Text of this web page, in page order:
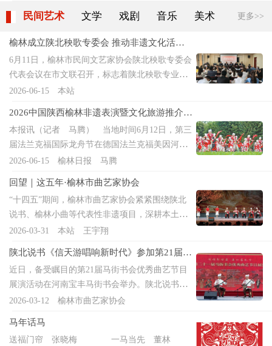
秘书长雷亮，市书协名誉主席杜如九，内蒙古书
协理事马建明，延安市书协副主席王凌和贺强
等。张腊梅强调，书法是中华优秀传统文化的璀
璨瑰宝，是承载塞上文脉、彰
副主席、陕西师范大学教授、中国剧协理论评论
专委会委员穆海亮 陕西实验话剧院副院长、一级
导演、全国导演“领军人才”、陕西省“六个一
批”人才仝斌 陕西省戏剧家协会组联部主任、剧
作家、陕西“百青”文艺家雷琳静陕西省作协副主
席、教授、文艺理论家龙云榆林大学文学院原院
长、教授、文艺评论家贺智利改稿会共收录6部本
土优秀原创
公司、神木市延安精神研究会协办，中国美术馆
峰水墨写意画展”，在中国美术馆隆重开幕。展览
由中国美术馆展览部主任邵晓峰先生主持，中国
美术馆副馆长李美娜、人民美术出版社总编辑王
远、中国美术家协会副主席贾广健、学术主持邓
锋、中央美院教授张立辰、榆林市文联主席张腊
先后致辞，为本次展览所取得的成绩给予了充分
的肯定。出席开幕式的主要领导和嘉宾，他们
是：中纪委驻人民日报社纪检组原副组长潘选民
先生、人民日报社原副社长张建星先生、中国美
术家协会副主席、中国
民间艺术 文学 戏剧 音乐 美术 舞蹈
更多>>
榆林成立陕北秧歌专委会 推动非遗文化活态
传承创新发展
6月11日，榆林市民间文艺家协会陕北秧歌专委会
代表会议在市文联召开，标志着陕北秧歌专业委
员会正式组建成立。全市秧歌艺人、基层文艺骨
工作。市文联党组成员、副主席王建出席并讲
话，会议由市民间文艺家协会主席田小元主持。
会议宣读了关于成立陕北秧歌专委会的批复及组
织架构。老一辈秧歌艺人朱绪光、曹宏信围绕传
统曲目抢救、套路整理留存、基层艺人扶持等工
度重点工作，明确聚焦人才培育、惠民展演、非
遗挖掘、创新创作四项重点任务。会议指出，陕
北秧歌是榆林极具代表性的民间非遗艺术。专委
会将充分发挥平台纽带作用，常态化开展技艺交
流、研讨培训和公益惠民演出，系统梳理、抢救
留存本土传统秧歌资源，扎实守好本土民俗文化
2026-06-15 本站
2026中国陕西榆林非遗表演暨文化旅游推介活
动在法国巴黎举行
本报讯（记者 马腾） 当地时间6月12日，第三
届法兰克福国际龙舟节在德国法兰克福美因河畔
拉开帷幕。榆林非遗代表团携横山老腰鼓、陕北
演，浓郁的中华民俗风韵闪耀国际盛会。 据
悉，法兰克福国际龙舟节是当地颇具影响力的跨
国文体交流活动，依托端午文化搭建起中外沟通
的桥梁，吸引多国演出团队、海外华侨华人与当
地民众共同参与。本届龙舟节开幕式汇聚33个风
遗系列节目独具特色、精彩吸睛，成为整场展演
的一大亮点。 开幕式展演环节，拥有千年历
史的国家级非遗代表性项目横山老腰鼓率先登台
亮相。这项起源于古代军旅的传统艺术，粗犷豪
放、刚劲有力，生动展现出陕北人民昂扬向上的
2026-06-15 榆林日报 马腾
回望｜这五年·榆林市曲艺家协会
“十四五”期间，榆林市曲艺家协会紧紧围绕陕北
说书、榆林小曲等代表性非遗项目，深耕本土、
守正创新，各项工作取得了不俗成绩。 精品创作
明实践等主题，创排一批接地气、有温度、叫得
响的曲艺作品，《大风起兮》《五女河上》等多
部陕北说书作品成功入围中国曲艺牡丹奖决赛、
获得陕西省曲艺牡丹奖，多次参加中国曲艺节、
马街书会等国家级展演活动，榆林曲艺知名度显
2026-03-31 本站 王宇翔
陕北说书《信天游唱响新时代》参加第21届马
街书会优秀曲艺节目展演活动
近日，备受瞩目的第21届马街书会优秀曲艺节目
展演活动在河南宝丰马街书会举办。陕北说书
《信天游唱响新时代》受邀参加。由陕西省曲艺
文化馆共同表演的陕北说书《信天游唱响新时
代》将传统曲调与信天游旋律融合，唱发展成
2026-03-12 榆林市曲艺家协会
马年话马
送福门帘 张晓梅 一马当先 董林